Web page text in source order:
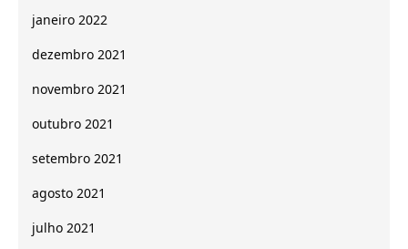
janeiro 2022
dezembro 2021
novembro 2021
outubro 2021
setembro 2021
agosto 2021
julho 2021